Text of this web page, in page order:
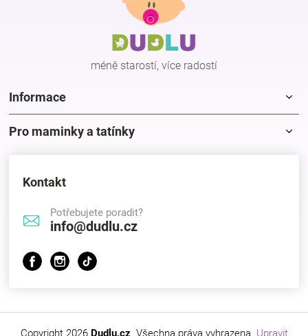
méně starostí, více radostí
Informace
Pro maminky a tatínky
Kontakt
Potřebujete poradit?
info@dudlu.cz
Copyright 2026 Dudlu.cz. Všechna práva vyhrazena. Upravit